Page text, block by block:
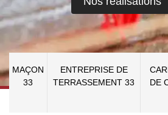
MAÇON
33
ENTREPRISE DE
TERRASSEMENT 33
DE